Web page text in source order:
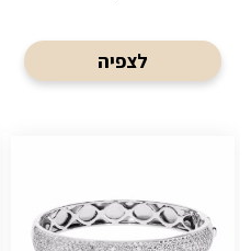
לצפיה